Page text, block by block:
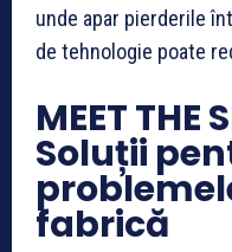
unde apar pierderile
de tehnologie poate
MEET THE
Soluții
fabrică